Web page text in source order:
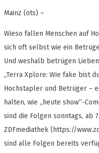
Mainz (ots) –
Wieso fallen Menschen auf
sich oft selbst wie ein
Und weshalb betrügen
„Terra Xplore: Wie fake bist
Hochstapler und Betrüger –
halten, wie „heute show“-
sind die Folgen sonntags, ab
ZDFmediathek (https://
sind alle Folgen bereits